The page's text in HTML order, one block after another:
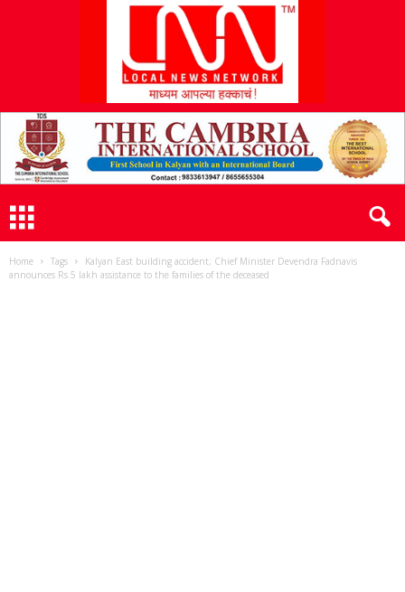
Home Tags
Kalyan East building accident; Chief Minister Devendra Fadnavis
announces Rs 5 lakh assistance to the families of the deceased